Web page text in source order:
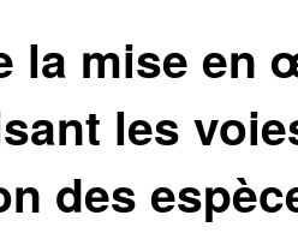
la mise en
les
des